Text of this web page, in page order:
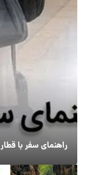
راهنمای سفر با